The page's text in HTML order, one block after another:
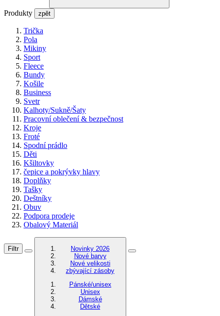
Produkty zpět
Trička
Pola
Mikiny
Sport
Fleece
Bundy
Košile
Business
Svetr
Kalhoty/Sukně/Šaty
Pracovní oblečení & bezpečnost
Kroje
Froté
Spodní prádlo
Děti
Kšiltovky
čepice a pokrývky hlavy
Doplňky
Tašky
Deštníky
Obuv
Podpora prodeje
Obalový Materiál
Filtr
Novinky 2026
Nové barvy
Nové velikosti
zbývající zásoby
Pánské/unisex
Unisex
Dámské
Dětské